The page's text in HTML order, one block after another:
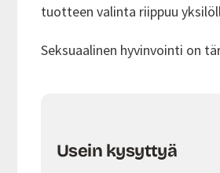
tuotteen valinta riippuu
Seksuaalinen hyvinvointi on
Usein kysyttyä